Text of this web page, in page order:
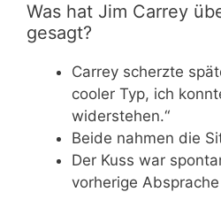
Was hat Jim Carrey
gesagt?
Carrey scherzte
cooler Typ, ich
widerstehen.“
Beide nahmen die
Der Kuss war
vorherige Absprache